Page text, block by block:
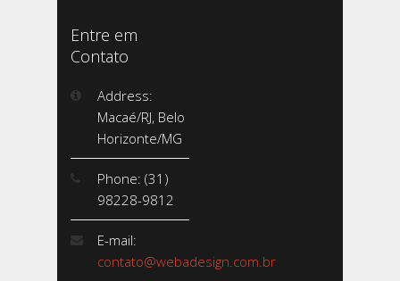
Entre em
Contato
Address:
Macaé/RJ, Belo
Horizonte/MG
Phone: (31)
98228-9812
E-mail:
contato@webadesign.com.br